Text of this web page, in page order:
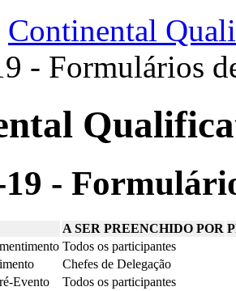
Continental
- Formulários
-
A SER PREENCHIDO POR
Todos os participantes
Chefes de Delegação
Evento
Todos os participantes